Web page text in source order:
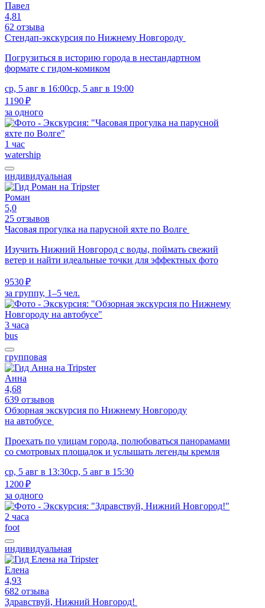
Павел
4,81
62 отзыва
Стендап-экскурсия по Нижнему Новгороду
Погрузиться в историю города в нестандартном
формате с гидом-комиком
ср, 5 авг в 16:00ср, 5 авг в 19:00
1190 ₽
за одного
1 час
watership
индивидуальная
Роман
5,0
25 отзывов
Часовая прогулка на парусной яхте по Волге
Изучить Нижний Новгород с воды, поймать свежий
ветер и найти идеальные точки для эффектных фото
9530 ₽
за группу, 1–5 чел.
3 часа
bus
групповая
Анна
4,68
639 отзывов
Обзорная экскурсия по Нижнему Новгороду
на автобусе
Проехать по улицам города, полюбоваться панорамами
со смотровых площадок и услышать легенды кремля
ср, 5 авг в 13:30ср, 5 авг в 15:30
1200 ₽
за одного
2 часа
foot
индивидуальная
Елена
4,93
682 отзыва
Здравствуй, Нижний Новгород!